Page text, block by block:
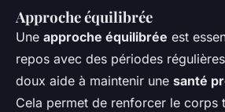
Approche équilibrée
Une approche équilibrée est
repos avec des périodes
doux aide à maintenir une santé
Cela permet de renforcer le corps